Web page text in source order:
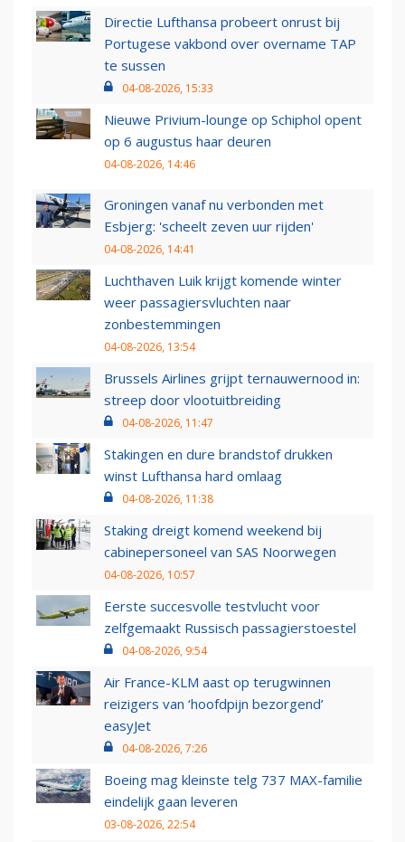
Directie Lufthansa probeert onrust bij
Portugese vakbond over overname TAP
te sussen
04-08-2026, 15:33
Nieuwe Privium-lounge op Schiphol opent
op 6 augustus haar deuren
04-08-2026, 14:46
Groningen vanaf nu verbonden met
Esbjerg: 'scheelt zeven uur rijden'
04-08-2026, 14:41
Luchthaven Luik krijgt komende winter
weer passagiersvluchten naar
zonbestemmingen
04-08-2026, 13:54
Brussels Airlines grijpt ternauwernood in:
streep door vlootuitbreiding
04-08-2026, 11:47
Stakingen en dure brandstof drukken
winst Lufthansa hard omlaag
04-08-2026, 11:38
Staking dreigt komend weekend bij
cabinepersoneel van SAS Noorwegen
04-08-2026, 10:57
Eerste succesvolle testvlucht voor
zelfgemaakt Russisch passagierstoestel
04-08-2026, 9:54
Air France-KLM aast op terugwinnen
reizigers van ‘hoofdpijn bezorgend’
easyJet
04-08-2026, 7:26
Boeing mag kleinste telg 737 MAX-familie
eindelijk gaan leveren
03-08-2026, 22:54